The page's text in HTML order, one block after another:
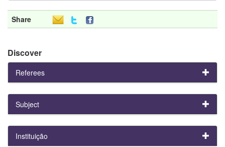
Share
Discover
Referees
Subject
Instituição